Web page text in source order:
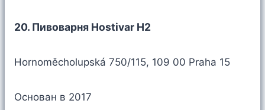
20. Пивоварня Hostivar H2
Hornoměcholupská 750/115, 109 00 Praha 15
Основан в 2017